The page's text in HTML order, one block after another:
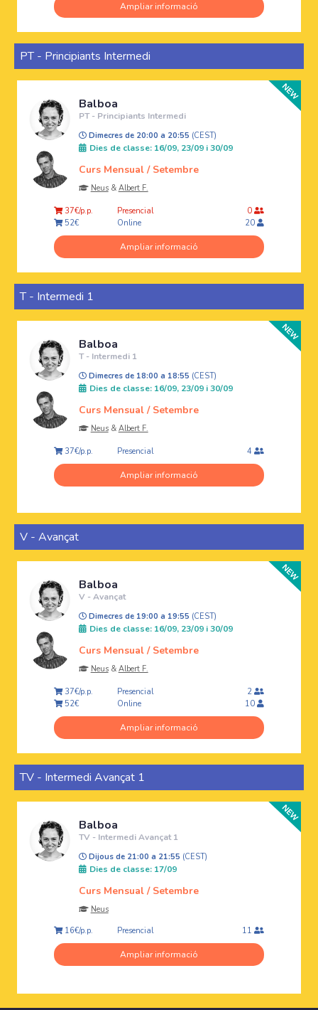
Ampliar informació
PT - Principiants Intermedi
Balboa
PT - Principiants Intermedi
Dimecres de 20:00 a 20:55 (CEST)
Dies de classe: 16/09, 23/09 i 30/09
Curs Mensual / Setembre
Neus& Albert F.
37€/p.p. Presencial
0
52€
Online 20
Ampliar informació
T - Intermedi 1
Balboa
T - Intermedi 1
Dimecres de 18:00 a 18:55 (CEST)
Dies de classe: 16/09, 23/09 i 30/09
Curs Mensual / Setembre
Neus& Albert F.
37€/p.p. Presencial 4
Ampliar informació
V - Avançat
Balboa
V - Avançat
Dimecres de 19:00 a 19:55 (CEST)
Dies de classe: 16/09, 23/09 i 30/09
Curs Mensual / Setembre
Neus& Albert F.
37€/p.p. Presencial
2
52€
Online 10
Ampliar informació
TV - Intermedi Avançat 1
Balboa
TV - Intermedi Avançat 1
Dijous de 21:00 a 21:55 (CEST)
Dies de classe: 17/09
Curs Mensual / Setembre
Neus
16€/p.p.
Presencial 11
Ampliar informació